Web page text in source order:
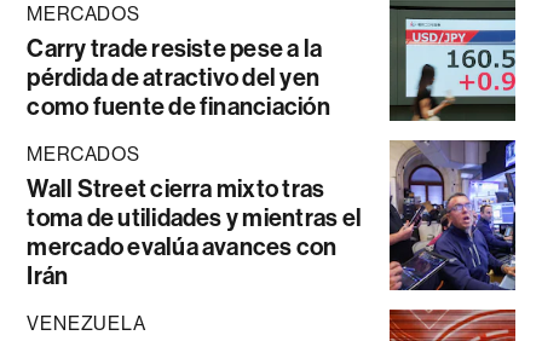
MERCADOS
Carry trade resiste pese a la
pérdida de atractivo del yen
como fuente de financiación
MERCADOS
Wall Street cierra mixto tras
toma de utilidades y mientras el
mercado evalúa avances con
Irán
VENEZUELA